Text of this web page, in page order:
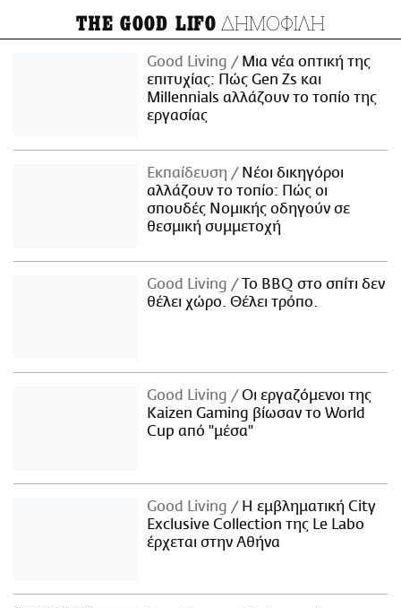
THE GOOD LIFO ΔΗΜΟΦΙΛΗ
Good Living
Μια νέα οπτική της
επιτυχίας: Πώς Gen Zs και
Millennials αλλάζουν το τοπίο της
εργασίας
Εκπαίδευση
Νέοι δικηγόροι
αλλάζουν το τοπίο: Πώς οι
σπουδές Νομικής οδηγούν σε
θεσμική συμμετοχή
Good Living
Το BBQ στο σπίτι δεν
θέλει χώρο. Θέλει τρόπο.
Good Living
Οι εργαζόμενοι της
Kaizen Gaming βίωσαν το World
Cup από "μέσα"
Good Living
Η εμβληματική City
Exclusive Collection της Le Labo
έρχεται στην Αθήνα